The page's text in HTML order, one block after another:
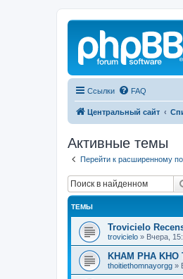
Ссылки FAQ
Центральный сайт
Активные темы
Перейти к расширенному
ТЕМЫ
Trovicielo
trovicielo » Вчера,
KHAM PHA KHO
thoitiethomnayorgg »